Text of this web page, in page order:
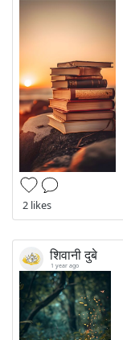
2 likes
शिवानी दुबे
1 year ago